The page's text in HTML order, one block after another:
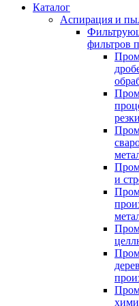
Каталог
Аспирация и
фильтров
резки
и